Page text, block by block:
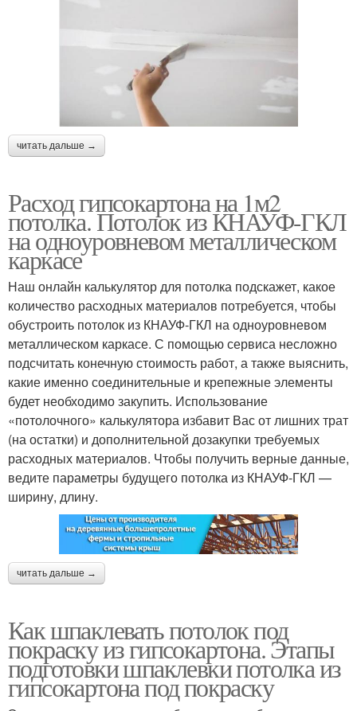
читать дальше →
Расход гипсокартона на 1м2
потолка. Потолок из КНАУФ-ГКЛ
на одноуровневом металлическом
каркасе
Наш онлайн калькулятор для потолка подскажет, какое
количество расходных материалов потребуется, чтобы
обустроить потолок из КНАУФ-ГКЛ на одноуровневом
металлическом каркасе. С помощью сервиса несложно
подсчитать конечную стоимость работ, а также выяснить,
какие именно соединительные и крепежные элементы
будет необходимо закупить. Использование
«потолочного» калькулятора избавит Вас от лишних трат
(на остатки) и дополнительной дозакупки требуемых
расходных материалов. Чтобы получить верные данные,
ведите параметры будущего потолка из КНАУФ-ГКЛ —
ширину, длину.
читать дальше →
Как шпаклевать потолок под
покраску из гипсокартона. Этапы
подготовки шпаклевки потолка из
гипсокартона под покраску